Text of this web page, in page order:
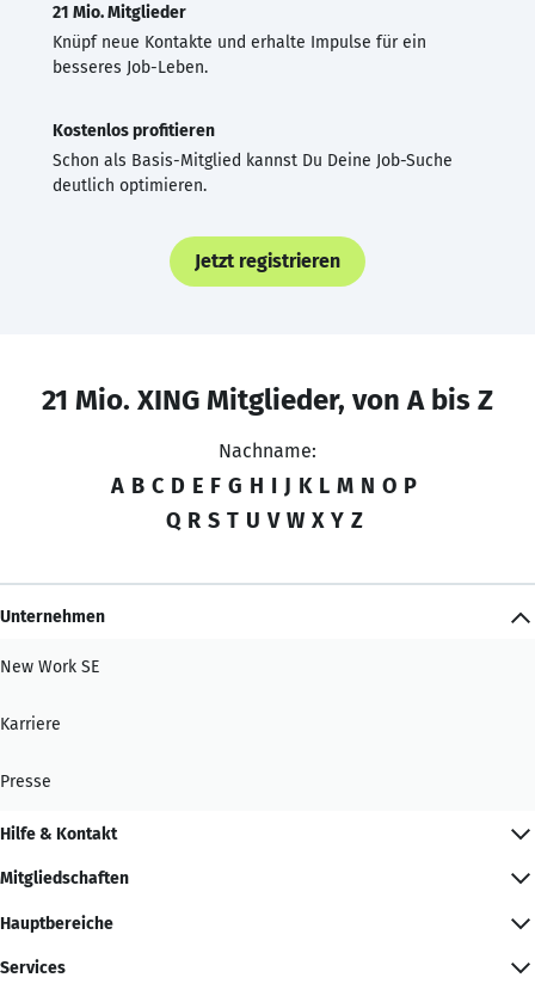
21 Mio. Mitglieder
Knüpf neue Kontakte und erhalte Impulse für ein
besseres Job-Leben.
Kostenlos profitieren
Schon als Basis-Mitglied kannst Du Deine Job-Suche
deutlich optimieren.
Jetzt registrieren
21 Mio. XING Mitglieder, von A bis Z
Nachname:
A B C D E F G H I J K L M N O P
Q R S T U V W X Y Z
Unternehmen
New Work SE
Karriere
Presse
Hilfe & Kontakt
Mitgliedschaften
Hauptbereiche
Services